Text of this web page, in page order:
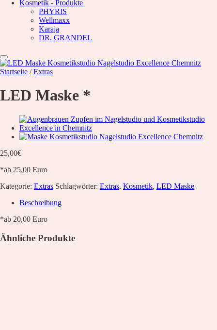
Waxing
Unsere Empfehlung
Hyaluron pen Behandlung
Microblading
PMU Permanent Make Up
DR. GRANDEL
Über Uns
Kontakt
Über Uns
Nachricht
Anfahrt
Kosmetik - Produkte
PHYRIS
Wellmaxx
Karaja
DR. GRANDEL
Startseite / Extras
LED Maske *
25,00€
*ab 25,00 Euro
Kategorie: Extras Schlagwörter: Extras, Kosmetik, LED Maske
Beschreibung
*ab 20,00 Euro
Ähnliche Produkte